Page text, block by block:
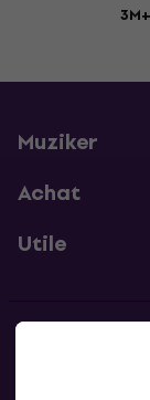
Muziker
Achat
Utile